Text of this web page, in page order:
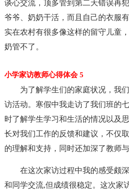
谈心交流，顶多管到第二天错误再
爷爷、奶奶干活，而且自己的衣服
实在农村有很多像这样的留守儿童
奶管不了。
小学家访教师心得体会 5
为了解学生们的家庭状况，我
访活动。寒假中我走访了我们班的
时了解学生学习和生活的情况以及
长对我们工作的反馈和建议，不仅
的理解和支持，同时还加深了教师与
在这次家访过程中我的感受颇
和同学交流,但成绩很稳定。这次家